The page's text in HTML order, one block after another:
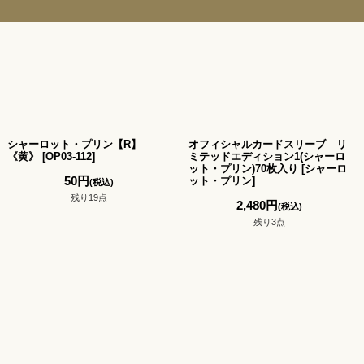
シャーロット・プリン【R】
《黄》
[OP03-112]
50円(税込)
残り19点
オフィシャルカードスリーブ リ
ミテッドエディション1(シャーロ
ット・プリン)70枚入り [シャーロ
ット・プリン]
2,480円(税込)
残り3点